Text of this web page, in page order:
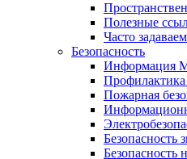
Полезные
Часто
Безопасность
Информация
Профилактика
Пожарная
Безопасность
Безопасность